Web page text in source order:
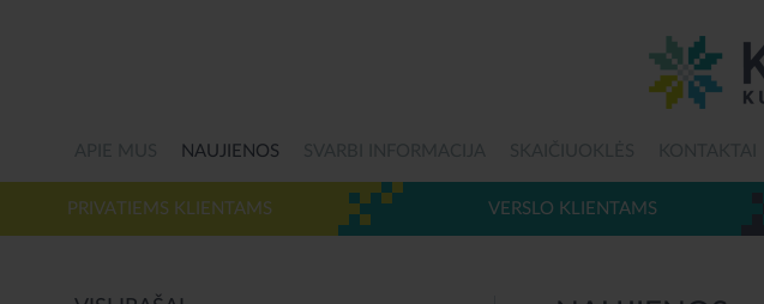
NAUJIENOS
PRIVATIEMS KLIENTAMS VERSLO KLIENTAMS